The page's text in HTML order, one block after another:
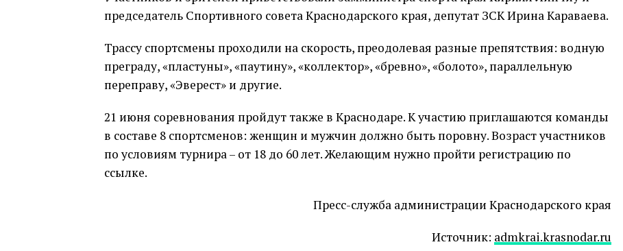
председатель Спортивного совета Краснодарского края, депутат ЗСК Ирина Караваева.
Трассу спортсмены проходили на скорость, преодолевая разные препятствия: водную
преграду, «пластуны», «паутину», «коллектор», «бревно», «болото», параллельную
переправу, «Эверест» и другие.
21 июня соревнования пройдут также в Краснодаре. К участию приглашаются команды
в составе 8 спортсменов: женщин и мужчин должно быть поровну. Возраст участников
по условиям турнира – от 18 до 60 лет. Желающим нужно пройти регистрацию по
ссылке.
Пресс-служба администрации Краснодарского края
Источник: admkrai.krasnodar.ru